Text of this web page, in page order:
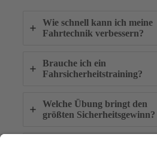
Wie schnell kann ich meine
Fahrtechnik verbessern?
Brauche ich ein
Fahrsicherheitstraining?
Welche Übung bringt den
größten Sicherheitsgewinn?